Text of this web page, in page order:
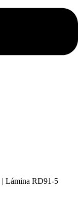
| Lámina RD91-5